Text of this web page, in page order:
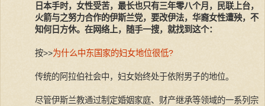
日本手时，女性受苦，最长也只有三年零八个月，民联上台，
火箭与之努力合作的伊斯兰党，要改伊法，华裔女性遭殃，不
知何日方休。在网络上，随手一搜，就找到这个：
按>>为什么中东国家的妇女地位很低?
传统的阿拉伯社会中，妇女始终处于依附男子的地位。
尽管伊斯兰教通过制定婚姻家庭、财产继承等领域的一系列宗